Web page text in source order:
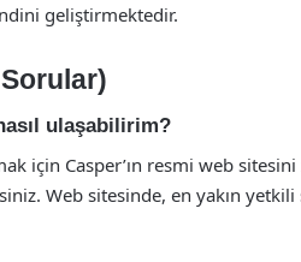
geliştirmektedir.
ulaşabilirim?
için Casper’ın resmi web
Web sitesinde, en yakın